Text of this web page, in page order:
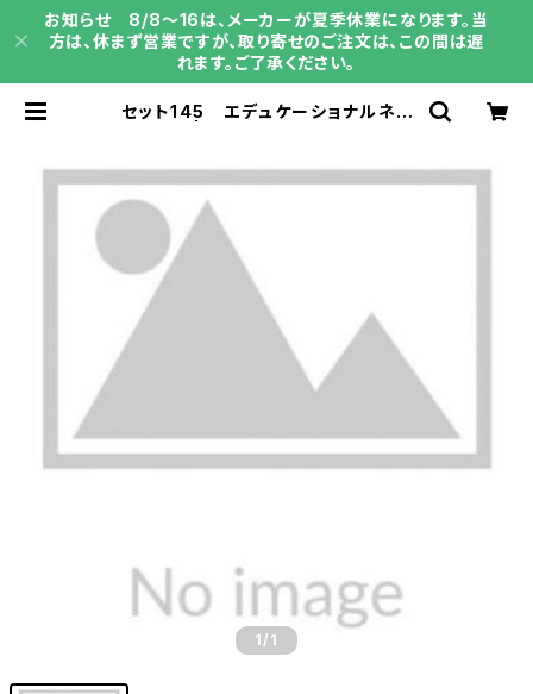
お知らせ 8/8～16は、メーカーが夏季休業になります。当
方は、休まず営業ですが、取り寄せのご注文は、この間は遅
れます。ご了承ください。
セット145 エデュケーショナルネッ
1 /1